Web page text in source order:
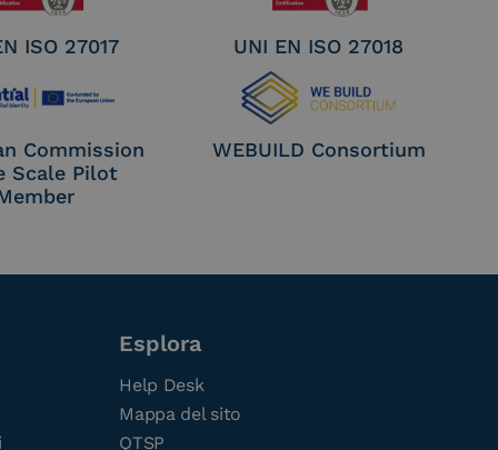
ISO 27017 UNI EN ISO 27018
Commission
Scale Pilot
WEBUILD Consortium
Esplora
Help Desk
Mappa del sito
QTSP